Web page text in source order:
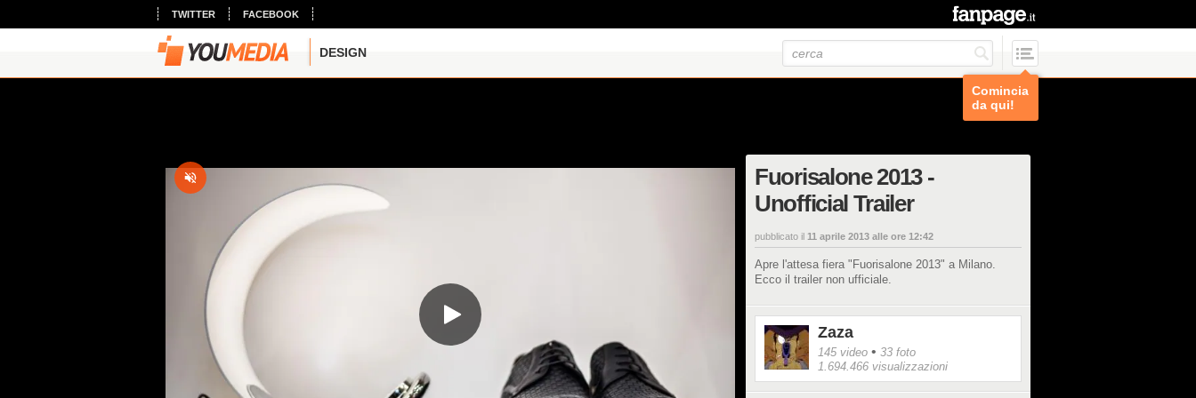
TWITTER FACEBOOK
DESIGN
Comincia
da qui!
Fuorisalone 2013 -
Unofficial Trailer
pubblicato il 11 aprile 2013 alle ore 12:42
Apre l'attesa fiera "Fuorisalone 2013" a Milano.
Ecco il trailer non ufficiale.
Zaza
145 video • 33 foto
1.694.466 visualizzazioni